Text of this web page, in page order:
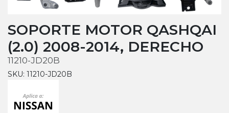
SOPORTE MOTOR QASHQAI
(2.0) 2008-2014, DERECHO
11210-JD20B
SKU: 11210-JD20B